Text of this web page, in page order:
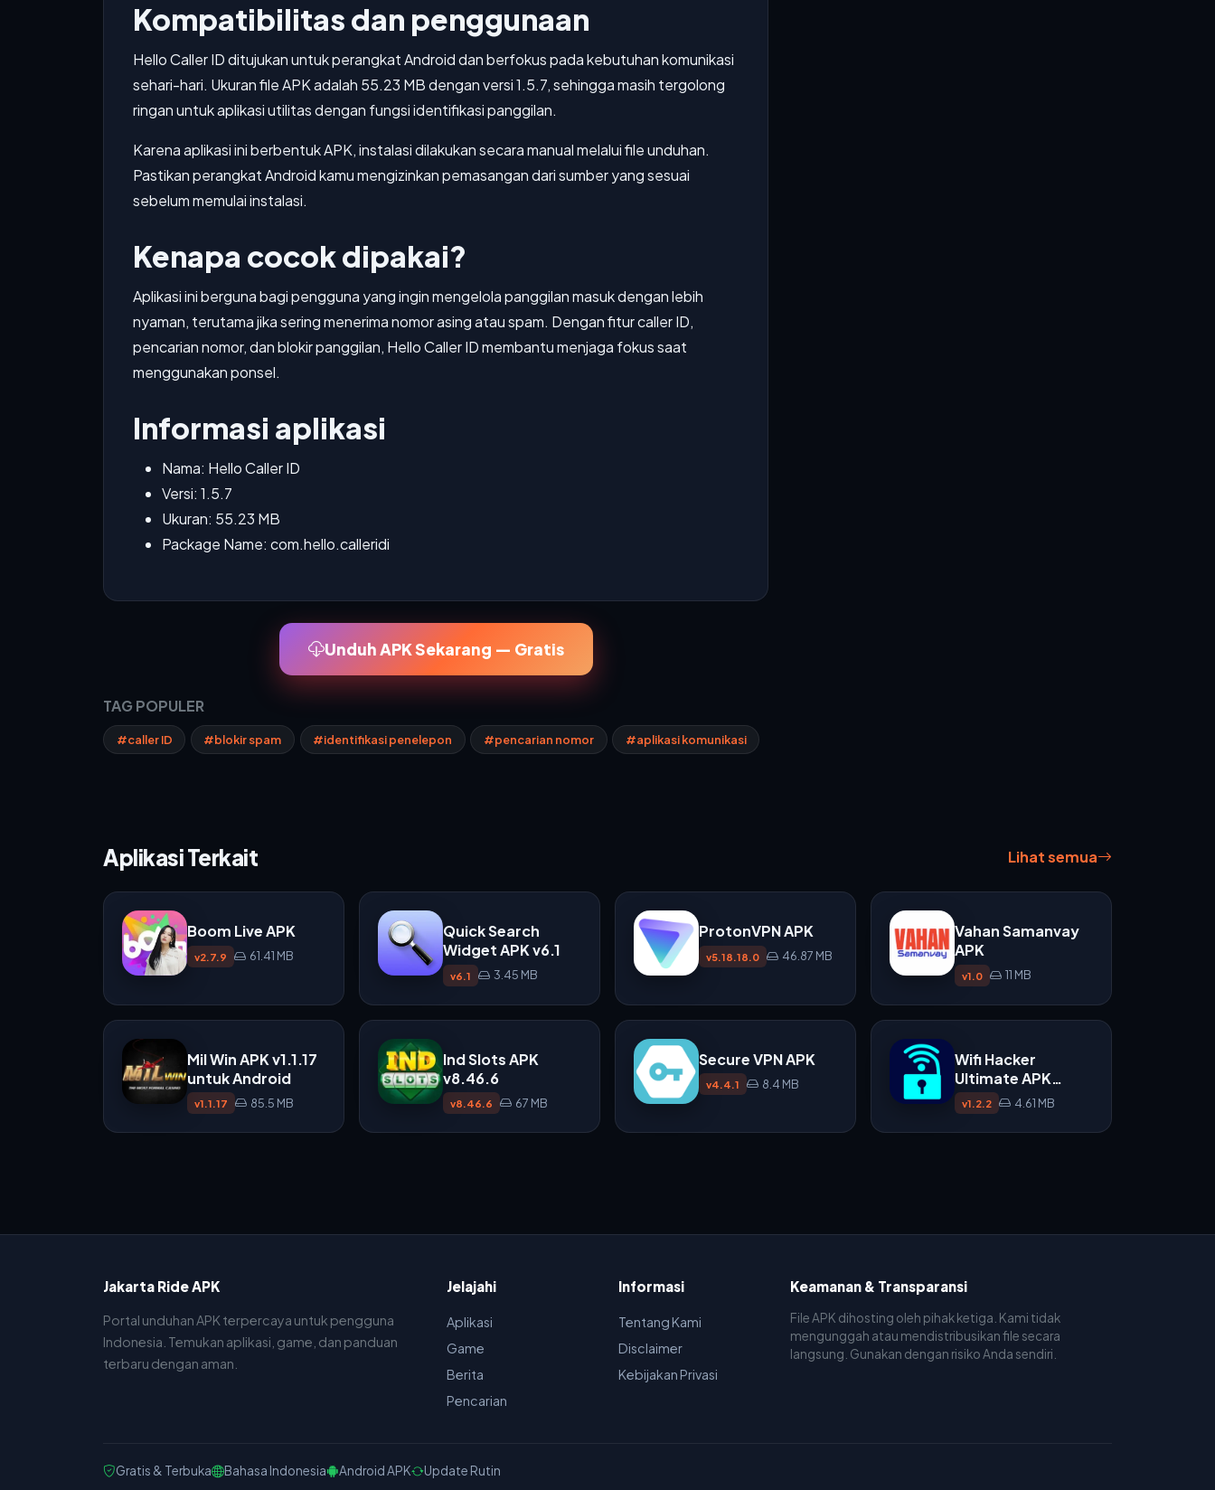
Kompatibilitas dan penggunaan
Hello Caller ID ditujukan untuk perangkat Android dan berfokus pada kebutuhan komunikasi
sehari-hari. Ukuran file APK adalah 55.23 MB dengan versi 1.5.7, sehingga masih tergolong
ringan untuk aplikasi utilitas dengan fungsi identifikasi panggilan.
Karena aplikasi ini berbentuk APK, instalasi dilakukan secara manual melalui file unduhan.
Pastikan perangkat Android kamu mengizinkan pemasangan dari sumber yang sesuai
sebelum memulai instalasi.
Kenapa cocok dipakai?
Aplikasi ini berguna bagi pengguna yang ingin mengelola panggilan masuk dengan lebih
nyaman, terutama jika sering menerima nomor asing atau spam. Dengan fitur caller ID,
pencarian nomor, dan blokir panggilan, Hello Caller ID membantu menjaga fokus saat
menggunakan ponsel.
Informasi aplikasi
Nama: Hello Caller ID
Versi: 1.5.7
Ukuran: 55.23 MB
Package Name: com.hello.calleridi
Unduh APK Sekarang — Gratis
TAG POPULER
#caller ID #blokir spam #identifikasi penelepon #pencarian nomor #aplikasi komunikasi
Aplikasi Terkait Lihat semua
Boom Live APK
v2.7.9 61.41 MB
Quick Search
Widget APK v6.1
v6.1 3.45 MB
ProtonVPN APK
v5.18.18.0 46.87 MB
Vahan Samanvay
APK
v1.0 11 MB
Mil Win APK v1.1.17
untuk Android
v1.1.17 85.5 MB
Ind Slots APK
v8.46.6
v8.46.6 67 MB
Secure VPN APK
v4.4.1 8.4 MB
Wifi Hacker
Ultimate APK
v1.2.2
v1.2.2 4.61 MB
Jakarta Ride APK
Portal unduhan APK terpercaya untuk pengguna
Indonesia. Temukan aplikasi, game, dan panduan
terbaru dengan aman.
Jelajahi
Aplikasi
Game
Berita
Pencarian
Informasi
Tentang Kami
Disclaimer
Kebijakan Privasi
Keamanan & Transparansi
File APK dihosting oleh pihak ketiga. Kami tidak
mengunggah atau mendistribusikan file secara
langsung. Gunakan dengan risiko Anda sendiri.
Gratis & Terbuka Bahasa Indonesia Android APK Update Rutin